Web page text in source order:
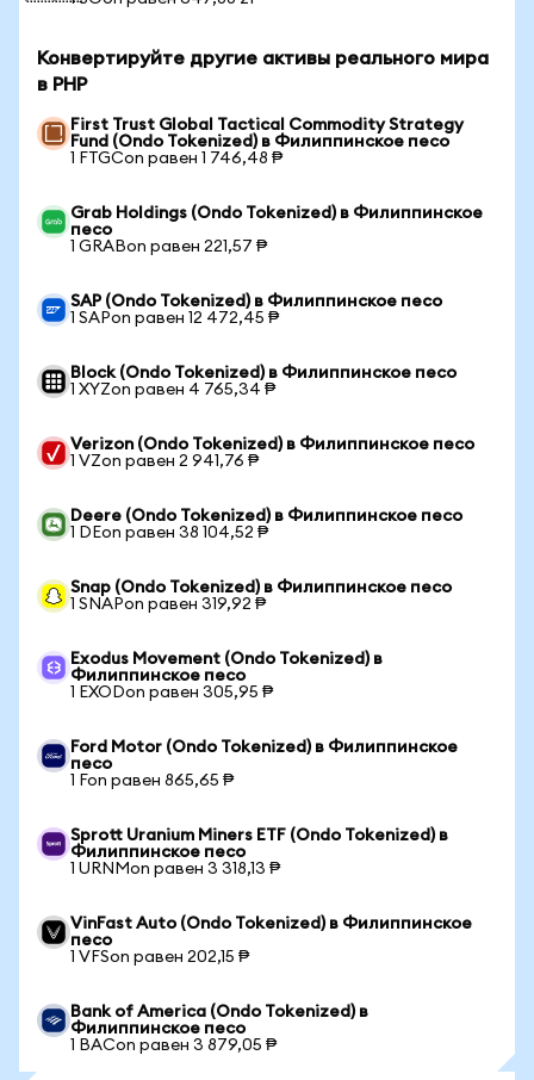
Конвертируйте другие активы реального мира
в PHP
First Trust Global Tactical Commodity Strategy
Fund (Ondo Tokenized) в Филиппинское песо
1 FTGCon равен 1 746,48 ₱
Grab Holdings (Ondo Tokenized) в Филиппинское
песо
1 GRABon равен 221,57 ₱
SAP (Ondo Tokenized) в Филиппинское песо
1 SAPon равен 12 472,45 ₱
Block (Ondo Tokenized) в Филиппинское песо
1 XYZon равен 4 765,34 ₱
Verizon (Ondo Tokenized) в Филиппинское песо
1 VZon равен 2 941,76 ₱
Deere (Ondo Tokenized) в Филиппинское песо
1 DEon равен 38 104,52 ₱
Snap (Ondo Tokenized) в Филиппинское песо
1 SNAPon равен 319,92 ₱
Exodus Movement (Ondo Tokenized) в
Филиппинское песо
1 EXODon равен 305,95 ₱
Ford Motor (Ondo Tokenized) в Филиппинское
песо
1 Fon равен 865,65 ₱
Sprott Uranium Miners ETF (Ondo Tokenized) в
Филиппинское песо
1 URNMon равен 3 318,13 ₱
VinFast Auto (Ondo Tokenized) в Филиппинское
песо
1 VFSon равен 202,15 ₱
Bank of America (Ondo Tokenized) в
Филиппинское песо
1 BACon равен 3 879,05 ₱